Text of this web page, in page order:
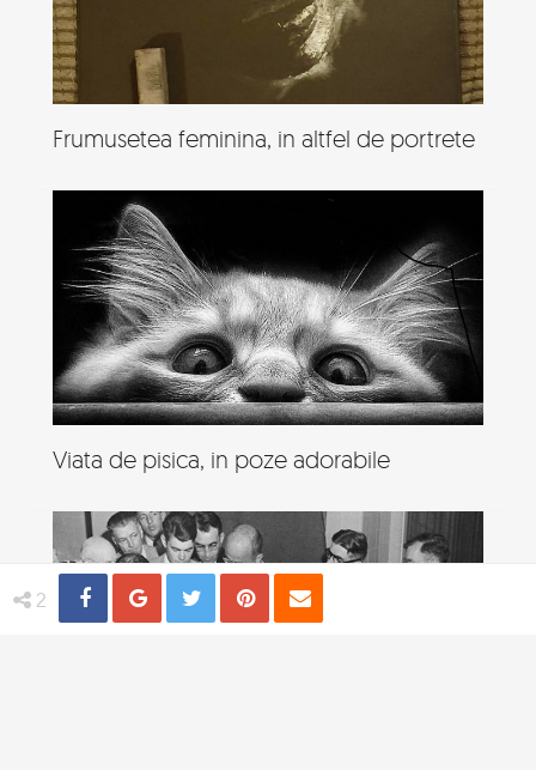
2 Share Distribuie
Tweet Pin
Frumusetea feminina, in altfel de portrete
Viata de pisica, in poze adorabile